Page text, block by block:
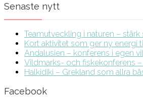
Senaste nytt
Teamutveckling i naturen –
Kort aktivitet som ger ny energi
Andalusien – konferens i egen
Vildmarks- och fiskekonferens
Halkidiki – Grekland som allra
Facebook